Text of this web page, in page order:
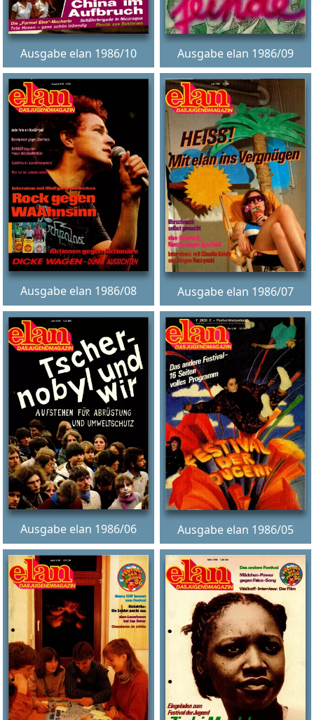
Ausgabe elan 1986/10 Ausgabe elan 1986/09
Ausgabe elan 1986/08 Ausgabe elan 1986/07
Ausgabe elan 1986/06 Ausgabe elan 1986/05